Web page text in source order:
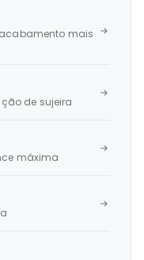
mais
de sujeira
máxima